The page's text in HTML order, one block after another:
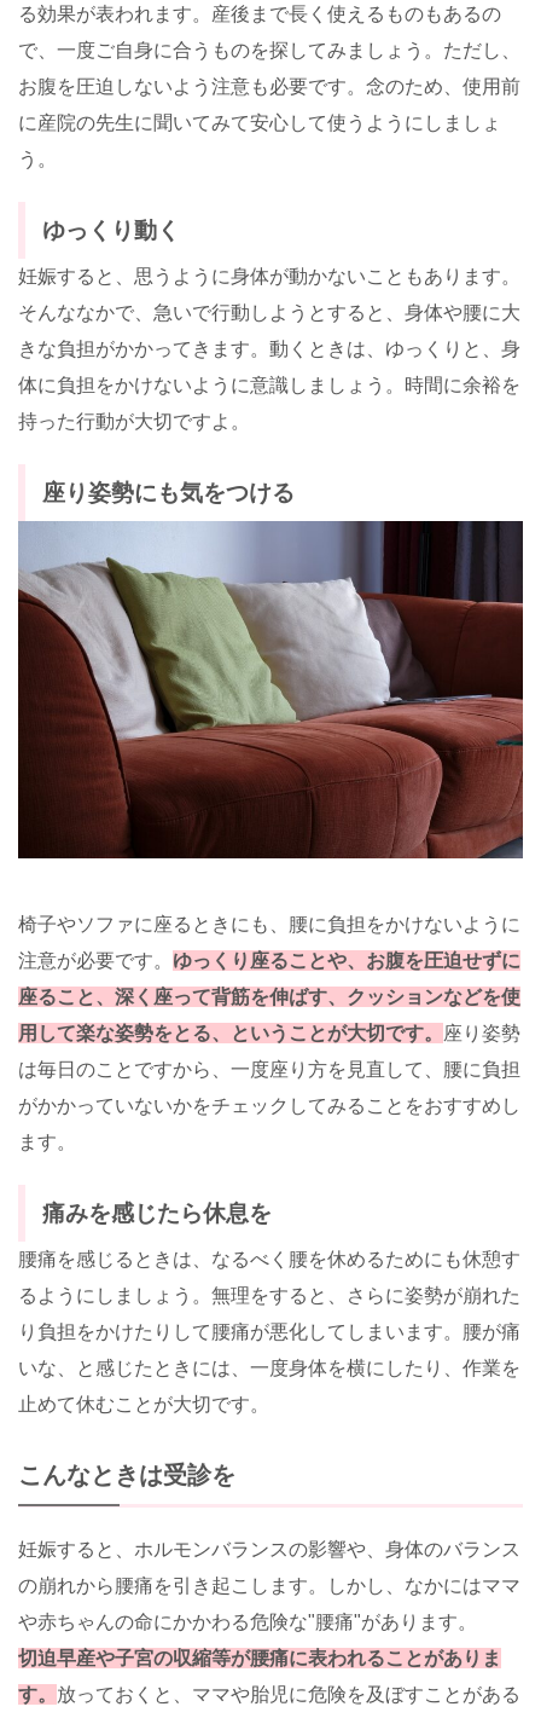
る効果が表われます。産後まで長く使えるものもあるの
で、一度ご自身に合うものを探してみましょう。ただし、
お腹を圧迫しないよう注意も必要です。念のため、使用前
に産院の先生に聞いてみて安心して使うようにしましょ
う。
ゆっくり動く
妊娠すると、思うように身体が動かないこともあります。
そんななかで、急いで行動しようとすると、身体や腰に大
きな負担がかかってきます。動くときは、ゆっくりと、身
体に負担をかけないように意識しましょう。時間に余裕を
持った行動が大切ですよ。
座り姿勢にも気をつける
椅子やソファに座るときにも、腰に負担をかけないように
注意が必要です。 ゆっくり座ることや、お腹を圧迫せずに
座ること、深く座って背筋を伸ばす、クッションなどを使
用して楽な姿勢をとる、ということが大切です。
座り姿勢
は毎日のことですから、一度座り方を見直して、腰に負担
がかかっていないかをチェックしてみることをおすすめし
ます。
痛みを感じたら休息を
腰痛を感じるときは、なるべく腰を休めるためにも休憩す
るようにしましょう。無理をすると、さらに姿勢が崩れた
り負担をかけたりして腰痛が悪化してしまいます。腰が痛
いな、と感じたときには、一度身体を横にしたり、作業を
止めて休むことが大切です。
こんなときは受診を
妊娠すると、ホルモンバランスの影響や、身体のバランス
の崩れから腰痛を引き起こします。しかし、なかにはママ
や赤ちゃんの命にかかわる危険な"腰痛"があります。
切迫早産や子宮の収縮等が腰痛に表われることがありま
す。 放っておくと、ママや胎児に危険を及ぼすことがある